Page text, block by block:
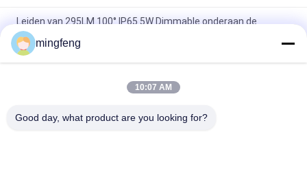
Leiden van 295LM 100° IP65 5W Dimmable onderaan de
Schijnwerpers van het Lichtenkabinet
De Geleide MAÏSKOLF 7W 10W 20W zette onderaan de Lichte
populaire categorieën
mingfeng
10:07 AM
Good day, what product are you looking for?